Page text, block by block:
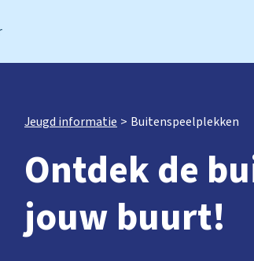
in Duiven Westervoort
Jeugd informatie Buitenspeelplekken
Ontdek de
jouw buurt!